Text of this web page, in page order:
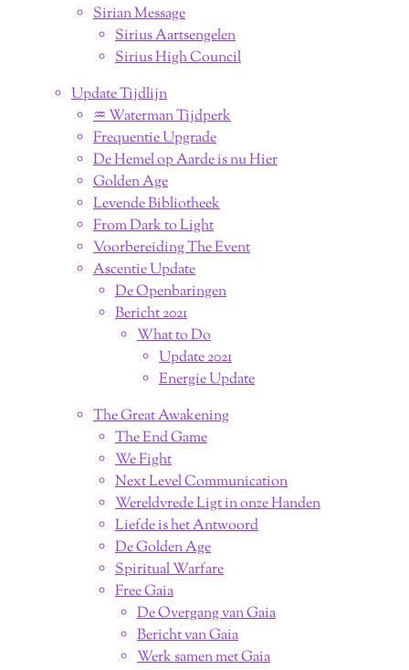
Sirian Message
Sirius Aartsengelen
Sirius High Council
Update Tijdlijn
♒︎ Waterman Tijdperk
Frequentie Upgrade
De Hemel op Aarde is nu Hier
Golden Age
Levende Bibliotheek
From Dark to Light
Voorbereiding The Event
Ascentie Update
De Openbaringen
Bericht 2021
What to Do
Update 2021
Energie Update
The Great Awakening
The End Game
We Fight
Next Level Communication
Wereldvrede Ligt in onze Handen
Liefde is het Antwoord
De Golden Age
Spiritual Warfare
Free Gaia
De Overgang van Gaia
Bericht van Gaia
Werk samen met Gaia